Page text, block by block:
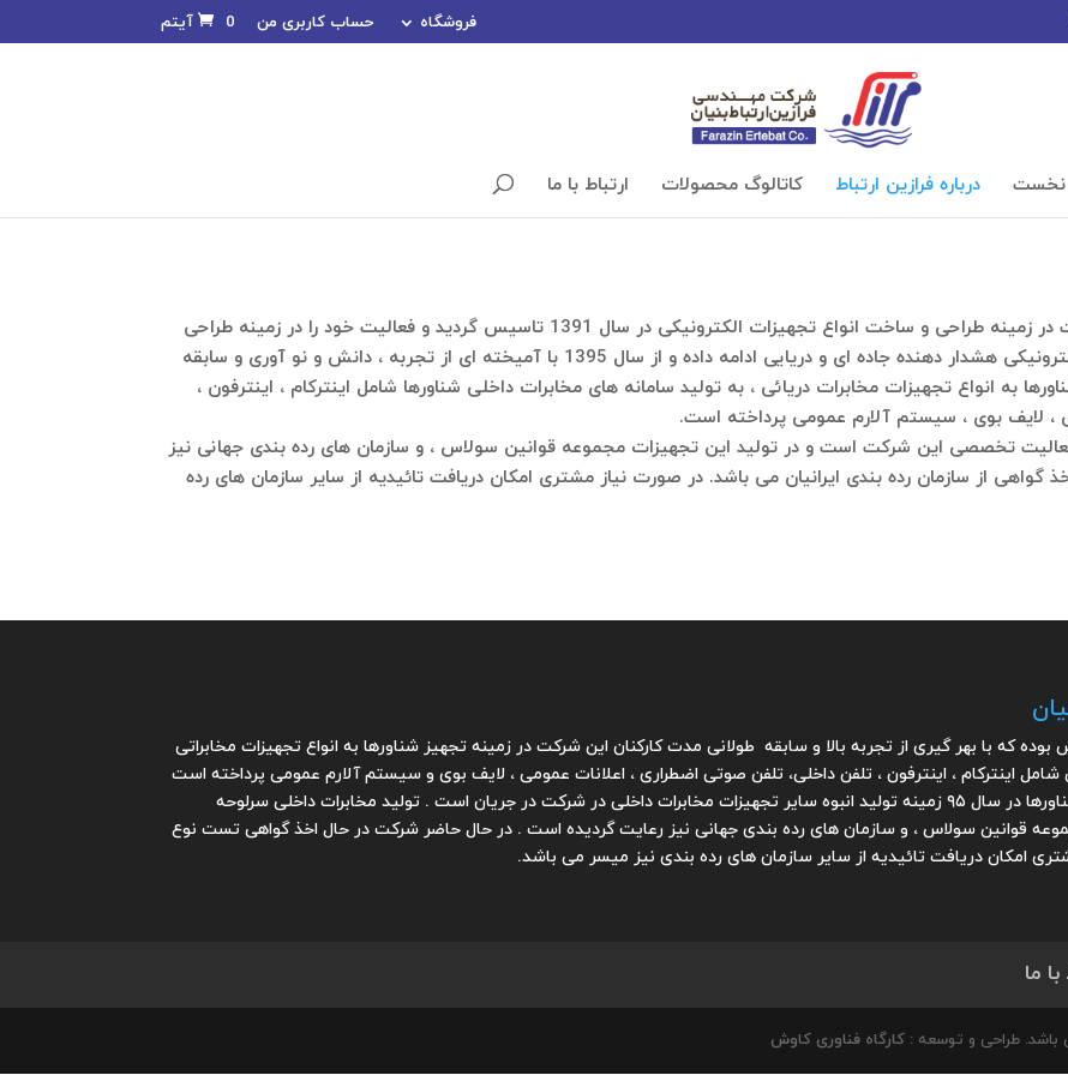
فروشگاه حساب کاربری من 0 آیتم
درباره فرازین ارتباط کاتالوگ محصولات ارتباط با ما
شرکت مهندسی فرازین ارتباط بنیان با هدف فعالیت در زمینه طراحی و ساخت انواع تجهیزات الکترونیکی در سال 1391 تاسیس گردید و فعالیت خود را در زمینه طراحی
انواع منابع تغذیه و شارژر و همچنین تجهیزات الکترونیکی هشدار دهنده جاده ای و دریایی ادامه داده و از سال 1395 با آمیخته ای از تجربه ، دانش و نو آوری و سابقه
به انواع تجهیزات مخابرات دریائی ، به تولید سامانه های مخابرات داخلی شناورها شامل اینترکام ، اینترفون ،
، لایف بوی ، سیستم آلارم عمومی پرداخته است.
تخصصی این شرکت است و در تولید این تجهیزات مجموعه قوانین سولاس ، و سازمان های رده بندی جهانی نیز
از سازمان رده بندی ایرانیان می باشد. در صورت نیاز مشتری امکان دریافت تائیدیه از سایر سازمان های رده
که با بهر گیری از تجربه بالا و سابقه طولانی مدت کارکنان این شرکت در زمینه تجهیز شناورها به انواع تجهیزات مخابراتی
شامل اینترکام ، اینترفون ، تلفن داخلی، تلفن صوتی اضطراری ، اعلانات عمومی ، لایف بوی و سیستم آلارم عمومی پرداخته است
با نصب اولین تولیدات از نوع اینترکام دریائی بر روی شناورها در سال ۹۵ زمینه تولید انبوه سایر تجهیزات مخابرات داخلی در شرکت در جریان است . تولید مخابرات داخلی سرلوحه
قوانین سولاس ، و سازمان های رده بندی جهانی نیز رعایت گردیده است . در حال حاضر شرکت در حال اخذ گواهی تست نوع
امکان دریافت تائیدیه از سایر سازمان های رده بندی نیز میسر می باشد.
با ما
باشد. طراحی و توسعه :کارگاه فناوری کاوش